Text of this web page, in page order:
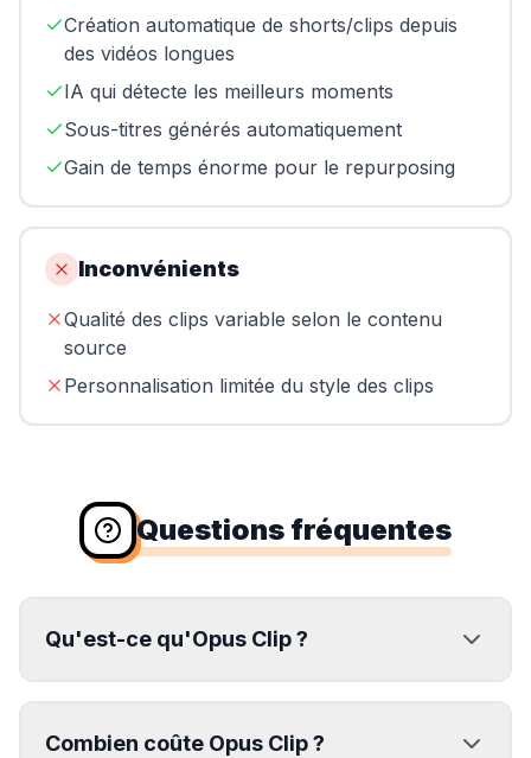
Création automatique de shorts/clips depuis
des vidéos longues
IA qui détecte les meilleurs moments
Sous-titres générés automatiquement
Gain de temps énorme pour le repurposing
Inconvénients
Qualité des clips variable selon le contenu
source
Personnalisation limitée du style des clips
Questions fréquentes
Qu'est-ce qu'Opus Clip ?
Combien coûte Opus Clip ?